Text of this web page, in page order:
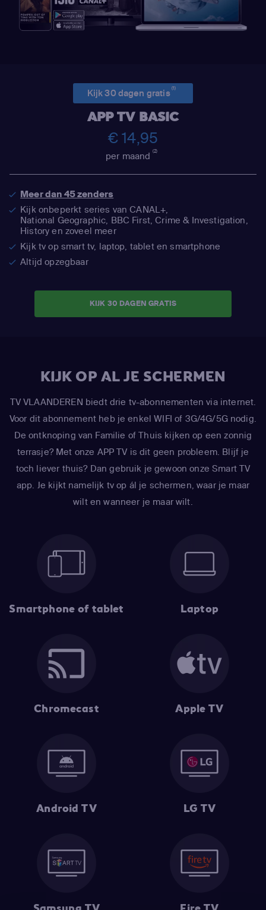
Kijk 30 dagen gratis(1)
APP TV BASIC
€ 14,95
per maand(2)
Meer dan 45 zenders
Kijk onbeperkt series van CANAL+,
National Geographic, BBC First, Crime & Investigation,
History en zoveel meer
Kijk tv op smart tv, laptop, tablet en smartphone
Altijd opzegbaar
KIJK 30 DAGEN GRATIS
KIJK OP AL JE SCHERMEN
TV VLAANDEREN biedt drie tv-abonnementen via internet.
Voor dit abonnement heb je enkel WIFI of 3G/4G/5G nodig.
De ontknoping van Familie of Thuis kijken op een zonnig
terrasje? Met onze APP TV is dit geen probleem. Blijf je
toch liever thuis? Dan gebruik je gewoon onze Smart TV
app. Je kijkt namelijk tv op ál je schermen, waar je maar
wilt en wanneer je maar wilt.
Smartphone of tablet Laptop
Chromecast Apple TV
Android TV LG TV